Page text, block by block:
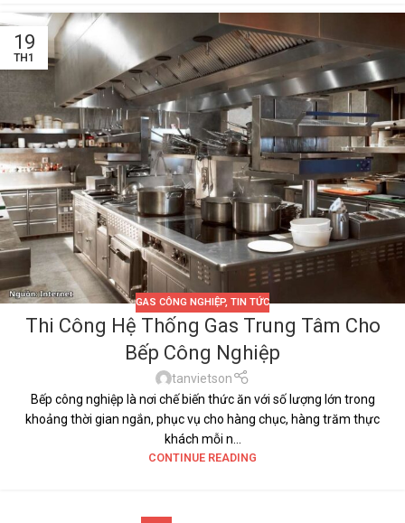
19
TH1
GAS CÔNG NGHIỆP, TIN TỨC
Thi Công Hệ Thống Gas Trung Tâm Cho
Bếp Công Nghiệp
tanvietson
Bếp công nghiệp là nơi chế biến thức ăn với số lượng lớn trong
khoảng thời gian ngắn, phục vụ cho hàng chục, hàng trăm thực
khách mỗi n...
CONTINUE READING